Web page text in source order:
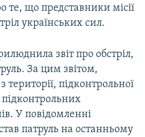
те, що представники місії
українських сил.
звіт про обстріл,
За цим звітом,
території, підконтрольної
У повідомленні
патруль на останньому